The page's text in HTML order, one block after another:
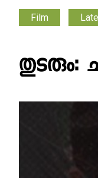
Film
തുടരും: